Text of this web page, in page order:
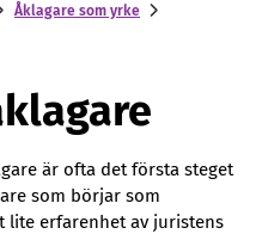
Åklagare som yrke
är ofta det första steget
som börjar som
lite erfarenhet av juristens